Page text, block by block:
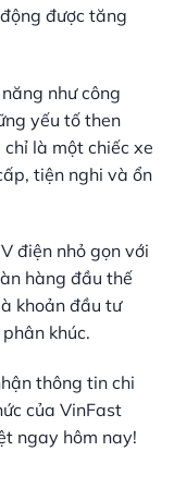
được tăng
như công
yếu tố then
là một chiếc xe
tiện nghi và ổn
điện nhỏ gọn với
hàng đầu thế
khoản đầu tư
khúc.
thông tin chi
của VinFast
ngay hôm nay!